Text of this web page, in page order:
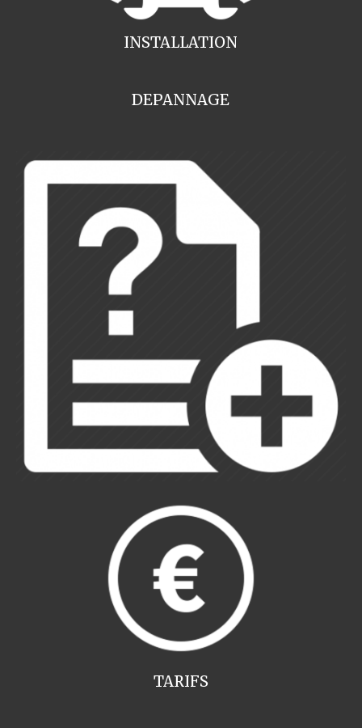
INSTALLATION
DEPANNAGE
TARIFS